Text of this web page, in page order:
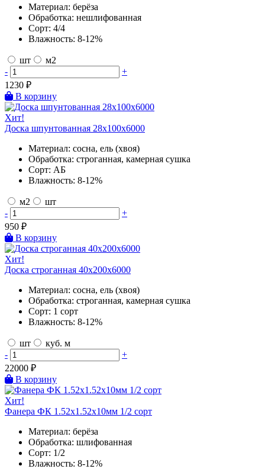
Материал: берёза
Обработка: нешлифованная
Сорт: 4/4
Влажность: 8-12%
шт
м2
-
+
1230 ₽
В корзину
Хит!
Доска шпунтованная 28х100х6000
Материал: сосна, ель (хвоя)
Обработка: строганная, камерная сушка
Сорт: АБ
Влажность: 8-12%
м2
шт
-
+
950 ₽
В корзину
Хит!
Доска строганная 40х200х6000
Материал: сосна, ель (хвоя)
Обработка: строганная, камерная сушка
Сорт: 1 сорт
Влажность: 8-12%
шт
куб. м
-
+
22000 ₽
В корзину
Хит!
Фанера ФК 1.52х1.52х10мм 1/2 сорт
Материал: берёза
Обработка: шлифованная
Сорт: 1/2
Влажность: 8-12%